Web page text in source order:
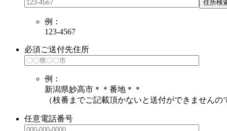
住所検
例：
123-4567
必須ご送付先住所
例：
新潟県妙高市＊＊番地＊＊
（枝番までご記載頂かないと送付ができませんの
任意電話番号